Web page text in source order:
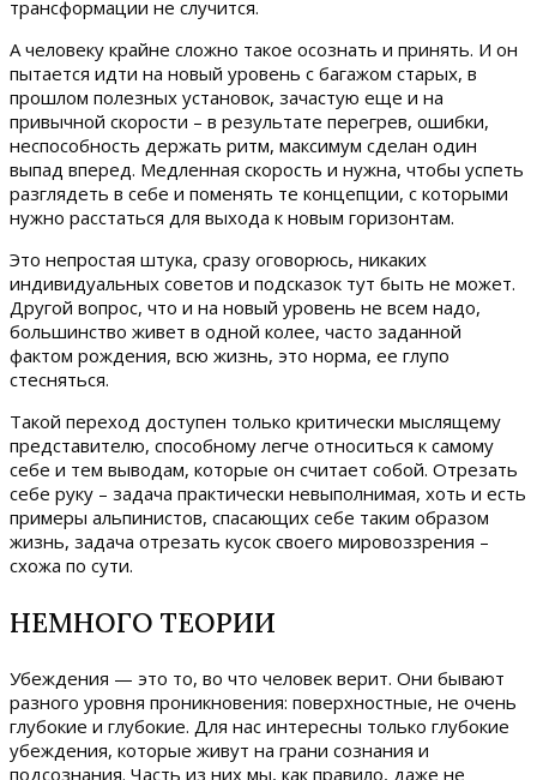
трансформации не случится.
А человеку крайне сложно такое осознать и принять. И он
пытается идти на новый уровень с багажом старых, в
прошлом полезных установок, зачастую еще и на
привычной скорости – в результате перегрев, ошибки,
неспособность держать ритм, максимум сделан один
выпад вперед. Медленная скорость и нужна, чтобы успеть
разглядеть в себе и поменять те концепции, с которыми
нужно расстаться для выхода к новым горизонтам.
Это непростая штука, сразу оговорюсь, никаких
индивидуальных советов и подсказок тут быть не может.
Другой вопрос, что и на новый уровень не всем надо,
большинство живет в одной колее, часто заданной
фактом рождения, всю жизнь, это норма, ее глупо
стесняться.
Такой переход доступен только критически мыслящему
представителю, способному легче относиться к самому
себе и тем выводам, которые он считает собой. Отрезать
себе руку – задача практически невыполнимая, хоть и есть
примеры альпинистов, спасающих себе таким образом
жизнь, задача отрезать кусок своего мировоззрения –
схожа по сути.
НЕМНОГО ТЕОРИИ
Убеждения — это то, во что человек верит. Они бывают
разного уровня проникновения: поверхностные, не очень
глубокие и глубокие. Для нас интересны только глубокие
убеждения, которые живут на грани сознания и
подсознания. Часть из них мы, как правило, даже не